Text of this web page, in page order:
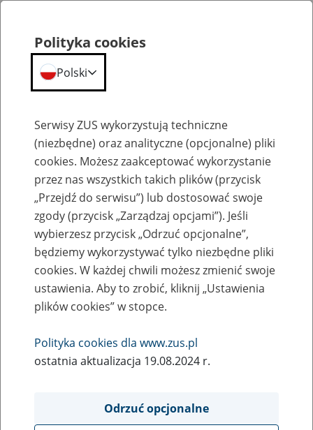
Szkolenia
Zaproś ZUS do siebie - zakładanie profili
eZUS w siedzibie Twojej firmy
Rodzaj wydarzenia
Szkolenia
Obszar merytoryczny
obsługa klientów
Polityka cookies
Polski
Serwisy ZUS wykorzystują techniczne
(niezbędne) oraz analityczne (opcjonalne) pliki
cookies. Możesz zaakceptować wykorzystanie
przez nas wszystkich takich plików (przycisk
„Przejdź do serwisu”) lub dostosować swoje
zgody (przycisk „Zarządzaj opcjami”). Jeśli
wybierzesz przycisk „Odrzuć opcjonalne”,
będziemy wykorzystywać tylko niezbędne pliki
cookies. W każdej chwili możesz zmienić swoje
ustawienia. Aby to zrobić, kliknij „Ustawienia
plików cookies” w stopce.
Polityka cookies dla www.zus.pl
ostatnia aktualizacja 19.08.2024 r.
Odrzuć opcjonalne